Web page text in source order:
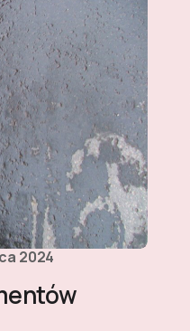
2024